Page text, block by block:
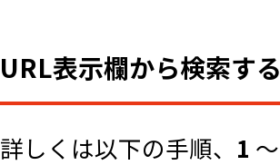
URL表示欄から検索する
詳しくは以下の手順、 1 ～